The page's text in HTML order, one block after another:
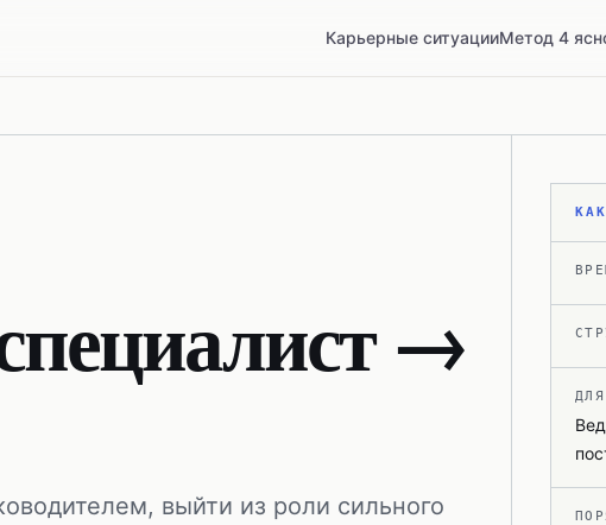
Карьерные ситуацииМетод 4
→
выйти из роли сильного